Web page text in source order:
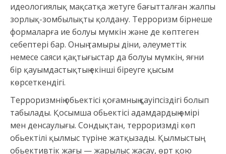
идеологиялық мақсатқа жетуге бағытталған жалпы
зорлық-зомбылықты қолдану. Терроризм бірнеше
формаларға ие болуы мүмкін және де көптеген
себептері бар. Оның тамыры діни, әлеуметтік
немесе саяси қақтығыстар да болуы мүмкін, яғни
бір қауымдастықтың екінші біреуге қысым
көрсеткендігі.
Терроризмнің обьектісі қоғамның қауіпсіздігі болып
табылады. Қосымша обьектісі адамдардың өмірі
мен денсаулығы. Сондықтан, терроризмді көп
обьектілі қылмыс түріне жатқызады. Қылмыстың
обьективтік жағы — жарылыс жасау, өрт қою